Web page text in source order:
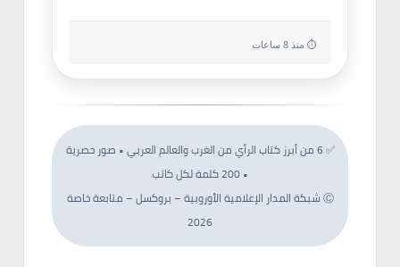
⏱ منذ 8 ساعات
✅ 6 من أبرز كتاب الرأي من الغرب والعالم العربي • صور حصرية
• 200 كلمة لكل كاتب
Ⓒ شبكة المدار الإعلامية الأوروبية – بروكسل – متابعة خاصة
2026